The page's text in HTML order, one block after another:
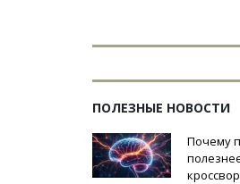
ПОЛЕЗНЫЕ НОВОСТИ
Почему